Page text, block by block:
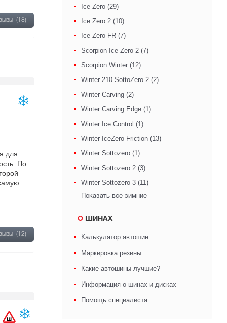
(18)
для
По
(12)
Ice Zero (29)
Ice Zero 2 (10)
Ice Zero FR (7)
Scorpion Ice Zero 2 (7)
Scorpion Winter (12)
Winter 210 SottoZero 2 (2)
Winter Carving (2)
Winter Carving Edge (1)
Winter Ice Control (1)
Winter IceZero Friction (13)
Winter Sottozero (1)
Winter Sottozero 2 (3)
Winter Sottozero 3 (11)
Показать все зимние
О ШИНАХ
Калькулятор автошин
Маркировка резины
Какие автошины лучшие?
Информация о шинах и дисках
Помощь специалиста